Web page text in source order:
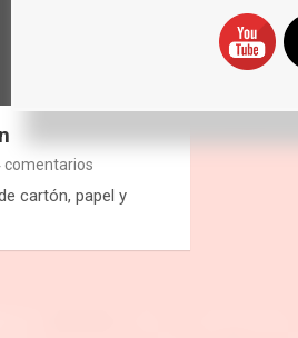
comentarios
cartón, papel y